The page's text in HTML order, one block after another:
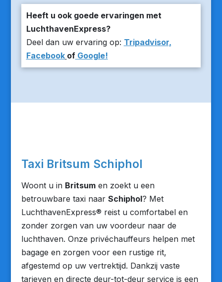
Heeft u ook goede ervaringen met
LuchthavenExpress?
Deel dan uw ervaring op: Tripadvisor,
Facebook ofGoogle!
Taxi Britsum Schiphol
Woont u in Britsumen zoekt u een
betrouwbare taxi naar Schiphol? Met
LuchthavenExpress® reist u comfortabel en
zonder zorgen van uw voordeur naar de
luchthaven. Onze privéchauffeurs helpen met
bagage en zorgen voor een rustige rit,
afgestemd op uw vertrektijd. Dankzij vaste
tarieven en directe deur-tot-deur service is een